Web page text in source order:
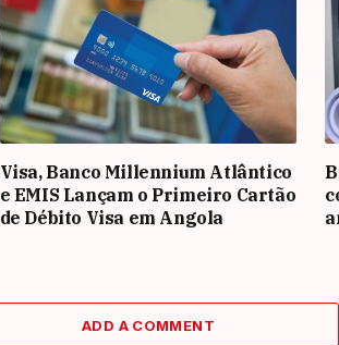
Visa, Banco Millennium Atlântico
e EMIS Lançam o Primeiro Cartão
de Débito Visa em Angola
ADD A COMMENT